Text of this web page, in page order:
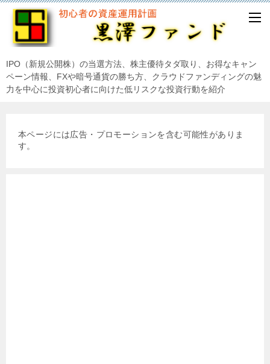
IPO（新規公開株）の当選方法、株主優待タダ取り、お得なキャン
ペーン情報、FXや暗号通貨の勝ち方、クラウドファンディングの魅
力を中心に投資初心者に向けた低リスクな投資行動を紹介
本ページには広告・プロモーションを含む可能性がありま
す。